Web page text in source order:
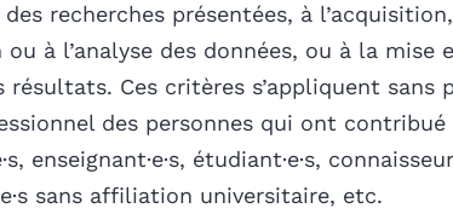
recherches présentées, à
à l’analyse des données, ou à la mise
résultats. Ces critères s’appliquent sans
des personnes qui ont contribué
enseignant·e·s, étudiant·e·s,
sans affiliation universitaire, etc.